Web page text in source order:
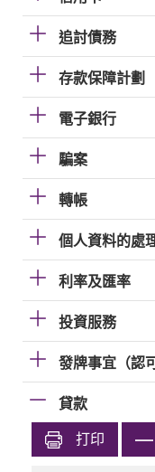
追討債務
存款保障計劃
電子銀行
騙案
轉帳
個人資料的處
利率及匯率
投資服務
發牌事宜（認
貸款
打印